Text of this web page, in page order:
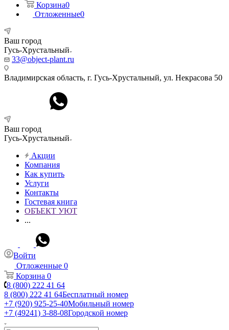
Корзина0
Отложенные0
Ваш город
Гусь-Хрустальный
33@object-plant.ru
Владимирская область, г. Гусь-Хрустальный, ул. Некрасова 50
Ваш город
Гусь-Хрустальный
Акции
Компания
Как купить
Услуги
Контакты
Гостевая книга
ОБЪЕКТ УЮТ
...
Войти
Отложенные 0
Корзина 0
8 (800) 222 41 64
8 (800) 222 41 64Бесплатный номер
+7 (920) 925-25-40Мобильный номер
+7 (49241) 3-88-08Городской номер